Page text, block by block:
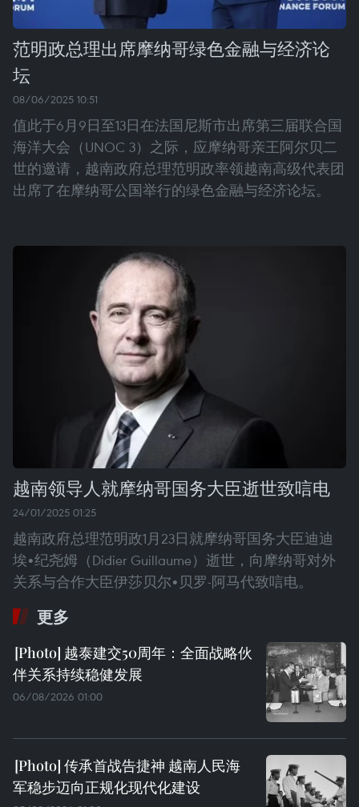
范明政总理出席摩纳哥绿色金融与经济论
坛
08/06/2025 10:51
值此于6月9日至13日在法国尼斯市出席第三届联合国
海洋大会（UNOC 3）之际，应摩纳哥亲王阿尔贝二
世的邀请，越南政府总理范明政率领越南高级代表团
出席了在摩纳哥公国举行的绿色金融与经济论坛。
越南领导人就摩纳哥国务大臣逝世致唁电
24/01/2025 01:25
越南政府总理范明政1月23日就摩纳哥国务大臣迪迪
埃•纪尧姆（Didier Guillaume）逝世，向摩纳哥对外
关系与合作大臣伊莎贝尔•贝罗-阿马代致唁电。
更多
越泰建交50周年：全面战略伙
伴关系持续稳健发展
06/08/2026 01:00
传承首战告捷神 越南人民海
军稳步迈向正规化现代化建设